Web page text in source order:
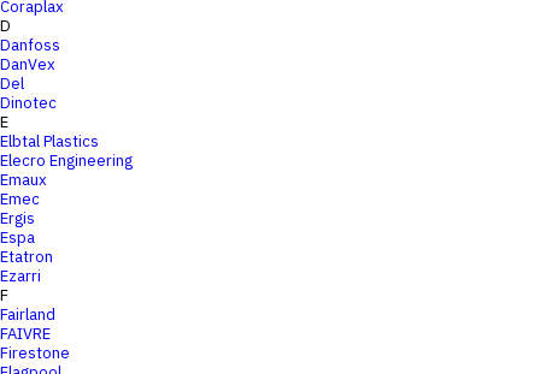
Coraplax
D
Danfoss
DanVex
Del
Dinotec
E
Elbtal Plastics
Elecro Engineering
Emaux
Emec
Ergis
Espa
Etatron
Ezarri
F
Fairland
FAIVRE
Firestone